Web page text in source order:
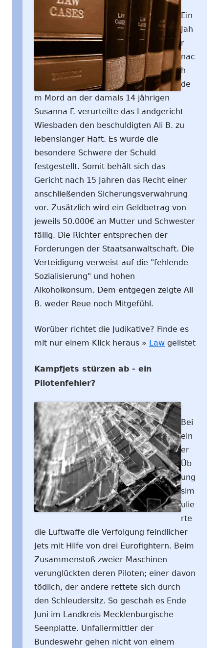
Ein
Jah
r
nac
h
de
m Mord an der damals 14 jährigen
Susanna F. verurteilte das Landgericht
Wiesbaden den beschuldigten Ali B. zu
lebenslanger Haft. Es wurde die
besondere Schwere der Schuld
festgestellt. Somit behält sich das
Gericht nach 15 Jahren das Recht einer
anschließenden Sicherungsverwahrung
vor. Zusätzlich wird ein Geldbetrag von
jeweils 50.000€ an Mutter und Schwester
fällig. Die Richter entsprechen der
Forderungen der Staatsanwaltschaft. Die
Verteidigung verweist auf die "fehlende
Sozialisierung" und hohen
Alkoholkonsum. Dem entgegen zeigte Ali
B. weder Reue noch Mitgefühl.
Worüber richtet die Judikative? Finde es
mit nur einem Klick heraus » Law gelistet
Kampfjets stürzen ab - ein
Pilotenfehler?
Bei
ein
er
Üb
ung
sim
ulie
rte
die Luftwaffe die Verfolgung feindlicher
Jets mit Hilfe von drei Eurofightern. Beim
Zusammenstoß zweier Maschinen
verunglückten deren Piloten; einer davon
tödlich, der andere rettete sich durch
den Schleudersitz. So geschah es Ende
Juni im Landkreis Mecklenburgische
Seenplatte. Unfallermittler der
Bundeswehr gehen nicht von einem